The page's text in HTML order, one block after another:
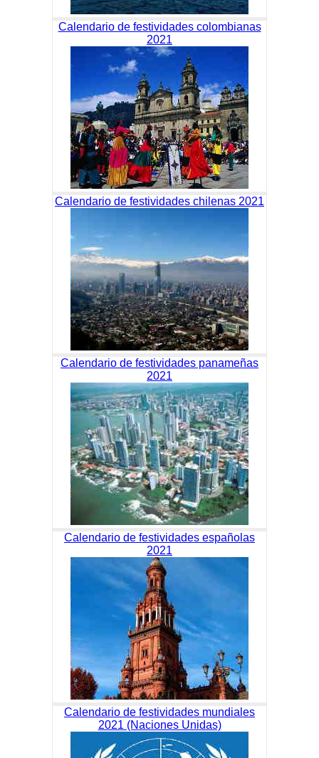
Calendario de festividades colombianas
2021
Calendario de festividades chilenas 2021
Calendario de festividades panameñas
2021
Calendario de festividades españolas
2021
Calendario de festividades mundiales
2021 (Naciones Unidas)